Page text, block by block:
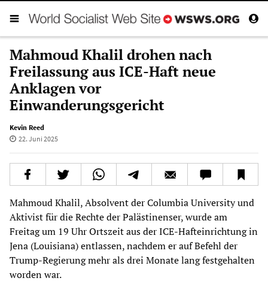
Mahmoud Khalil drohen nach
Freilassung aus ICE-Haft neue
Anklagen vor
Einwanderungsgericht
Kevin Reed
22. Juni 2025
Mahmoud Khalil, Absolvent der Columbia University und
Aktivist für die Rechte der Palästinenser, wurde am
Freitag um 19 Uhr Ortszeit aus der ICE-Hafteinrichtung in
Jena (Louisiana) entlassen, nachdem er auf Befehl der
Trump-Regierung mehr als drei Monate lang festgehalten
worden war.